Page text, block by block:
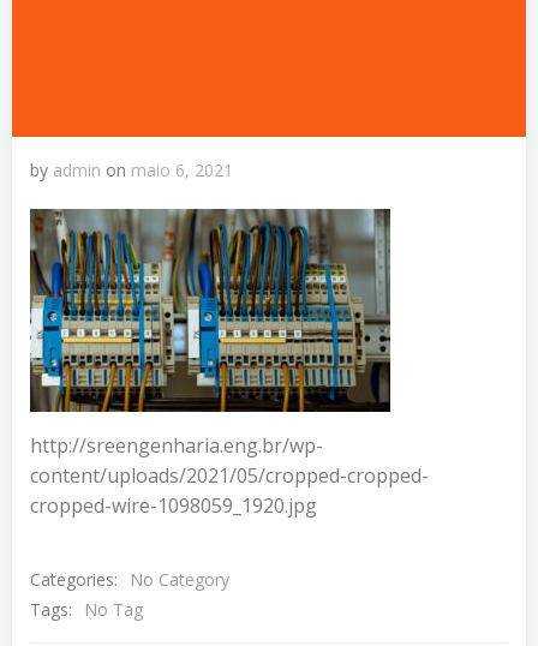
by admin on maio 6, 2021
http://sreengenharia.eng.br/wp-
content/uploads/2021/05/cropped-cropped-
cropped-wire-1098059_1920.jpg
Categories:
No Category
Tags:
No Tag